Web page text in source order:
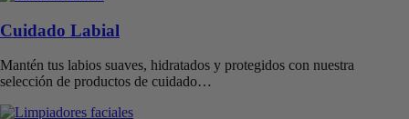
Cuidado Labial
Mantén tus labios suaves, hidratados y protegidos con nuestra
selección de productos de cuidado…